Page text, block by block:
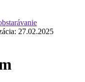
27.02.2025